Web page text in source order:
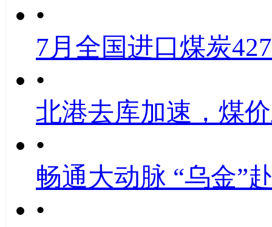
•
7月全国进口煤炭
•
北港去库加速，煤
•
畅通大动脉 “乌金”
•